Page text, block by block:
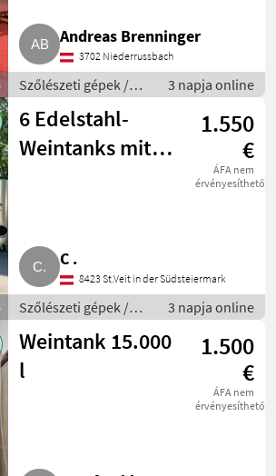
Andreas Brenninger
3702 Niederrussbach
Szőlészeti gépek /
Pincészeti gépek
3 napja online
6 Edelstahl-
Weintanks mit
1.550
€
ÁFA nem
érvényesíthető
C .
8423 St.Veit in der Südsteiermark
Szőlészeti gépek /
Pincészeti gépek
3 napja online
Weintank 15.000
l
1.500
€
ÁFA nem
érvényesíthető